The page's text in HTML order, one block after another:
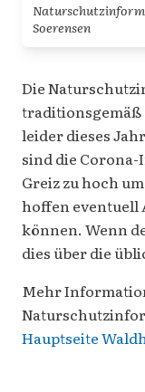
Soerensen
Die
traditionsgemäß
leider dieses
sind die
Greiz zu hoch
hoffen eventuell
können. Wenn
dies über die
Mehr
Hauptseite